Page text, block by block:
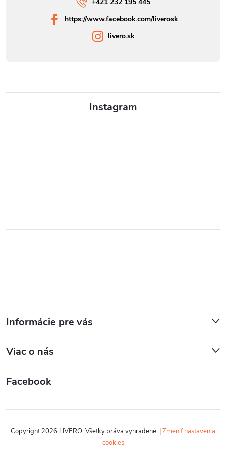
Instagram
Informácie pre vás
Viac o nás
Facebook
https://www.facebook.com/liverosk
livero.sk
Copyright 2026 LIVERO. Všetky práva vyhradené. Zmeniť nastavenia
cookies